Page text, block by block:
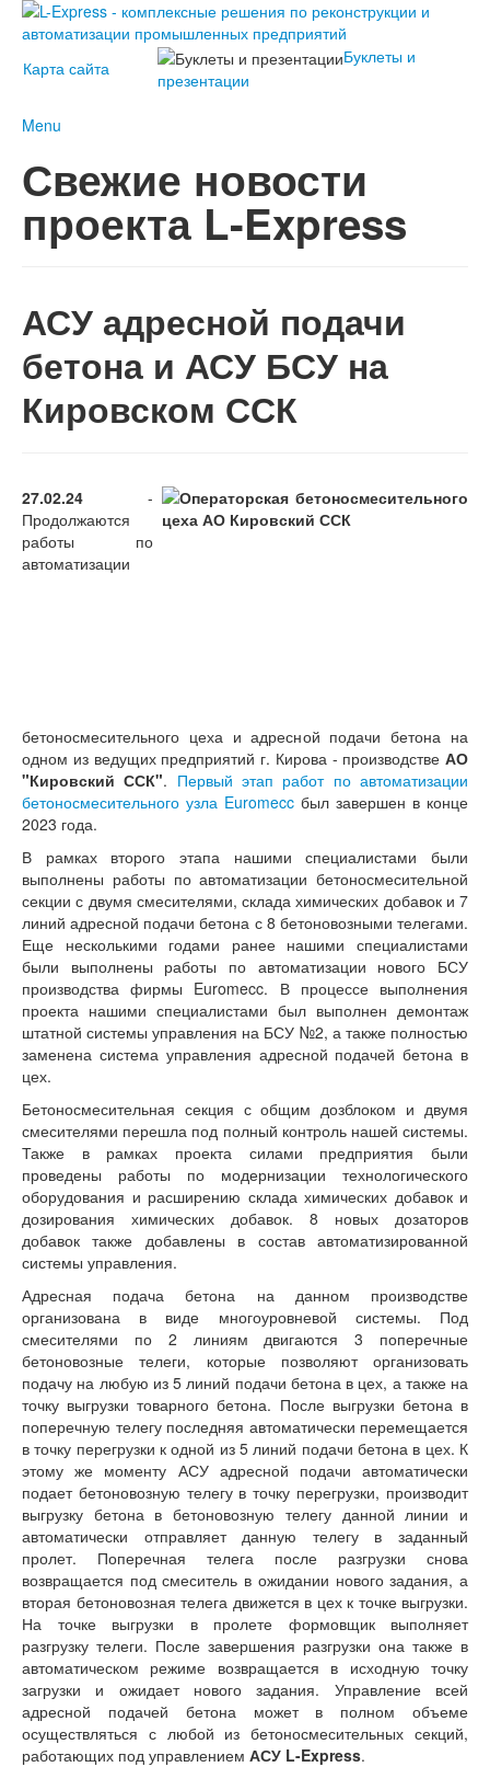
Карта сайта
Буклеты и
презентации
Menu
История проекта L-Express
Наши контакты
2023
2022
2018
2017
2016
2014
Архив новостей (2003-2010)
Наши
Услуги
Express
Бетонные заводы и АБЗ
Производства строительных смесей
Агропромышленный комплекс
Свежие новости
проекта L-Express
АСУ адресной подачи
бетона и АСУ БСУ на
Кировском ССК
27.02.24 -
Продолжаются
работы по
автоматизации
бетоносмесительного цеха и адресной подачи бетона на
одном из ведущих предприятий г. Кирова - производстве АО
"Кировский ССК". Первый этап работ по автоматизации
бетоносмесительного узла Euromecc был завершен в конце
2023 года.
В рамках второго этапа нашими специалистами были
выполнены работы по автоматизации бетоносмесительной
секции с двумя смесителями, склада химических добавок и 7
линий адресной подачи бетона с 8 бетоновозными телегами.
Еще несколькими годами ранее нашими специалистами
были выполнены работы по автоматизации нового БСУ
производства фирмы Euromecc. В процессе выполнения
проекта нашими специалистами был выполнен демонтаж
штатной системы управления на БСУ №2, а также полностью
заменена система управления адресной подачей бетона в
цех.
Бетоносмесительная секция с общим дозблоком и двумя
смесителями перешла под полный контроль нашей системы.
Также в рамках проекта силами предприятия были
проведены работы по модернизации технологического
оборудования и расширению склада химических добавок и
дозирования химических добавок. 8 новых дозаторов
добавок также добавлены в состав автоматизированной
системы управления.
Адресная подача бетона на данном производстве
организована в виде многоуровневой системы. Под
смесителями по 2 линиям двигаются 3 поперечные
бетоновозные телеги, которые позволяют организовать
подачу на любую из 5 линий подачи бетона в цех, а также на
точку выгрузки товарного бетона. После выгрузки бетона в
поперечную телегу последняя автоматически перемещается
в точку перегрузки к одной из 5 линий подачи бетона в цех. К
этому же моменту АСУ адресной подачи автоматически
подает бетоновозную телегу в точку перегрузки, производит
выгрузку бетона в бетоновозную телегу данной линии и
автоматически отправляет данную телегу в заданный
пролет. Поперечная телега после разгрузки снова
возвращается под смеситель в ожидании нового задания, а
вторая бетоновозная телега движется в цех к точке выгрузки.
На точке выгрузки в пролете формовщик выполняет
разгрузку телеги. После завершения разгрузки она также в
автоматическом режиме возвращается в исходную точку
загрузки и ожидает нового задания. Управление всей
адресной подачей бетона может в полном объеме
осуществляться с любой из бетоносмесительных секций,
работающих под управлением АСУ L-Express.